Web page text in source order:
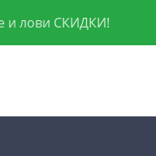
и лови СКИДКИ!